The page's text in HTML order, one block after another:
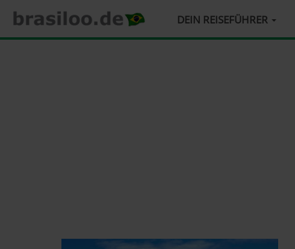
HAUPTMENÜ DEIN REISEFÜHRER